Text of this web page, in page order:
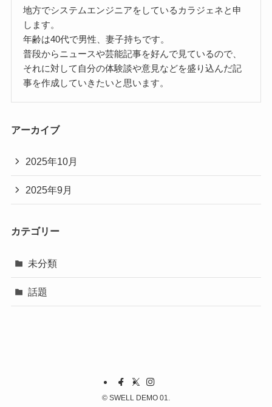
地方でシステムエンジニアをしているカラジェネと申
します。
年齢は40代で男性、妻子持ちです。
普段からニュースや芸能記事を好んで見ているので、
それに対して自分の体験談や意見などを盛り込んだ記
事を作成していきたいと思います。
アーカイブ
2025年10月
2025年9月
カテゴリー
未分類
話題
© SWELL DEMO 01.